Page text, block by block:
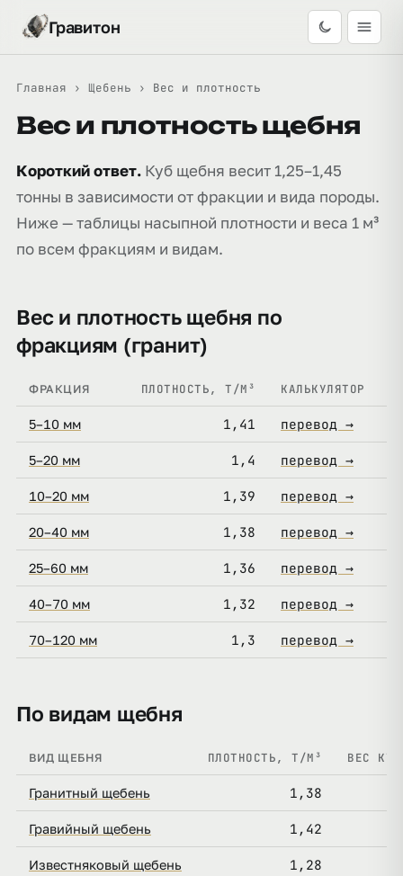
Гравитон
Главная › Щебень › Вес и плотность
Вес и плотность щебня
Короткий ответ. Куб щебня весит 1,25–1,45
тонны в зависимости от фракции и вида породы.
Ниже — таблицы насыпной плотности и веса 1 м³
по всем фракциям и видам.
Вес и плотность щебня по
фракциям (гранит)
ФРАКЦИЯ ПЛОТНОСТЬ, Т/М³ КАЛЬКУЛЯТОР
5–10 мм 1,41 перевод →
5–20 мм 1,4 перевод →
10–20 мм 1,39 перевод →
20–40 мм 1,38 перевод →
25–60 мм 1,36 перевод →
40–70 мм 1,32 перевод →
70–120 мм 1,3 перевод →
По видам щебня
ВИД ЩЕБНЯ ПЛОТНОСТЬ, Т/М³ ВЕС
Гранитный щебень 1,38
Гравийный щебень 1,42
Известняковый щебень 1,28